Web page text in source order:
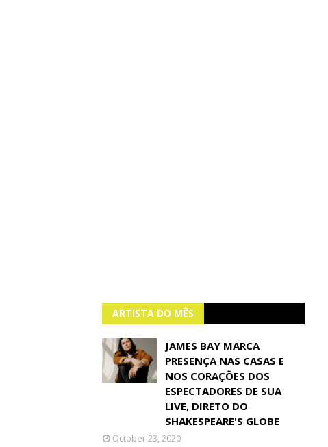
ARTISTA DO MÊS
JAMES BAY MARCA
PRESENÇA NAS CASAS E
NOS CORAÇÕES DOS
ESPECTADORES DE SUA
LIVE, DIRETO DO
SHAKESPEARE'S GLOBE
October 23, 2020